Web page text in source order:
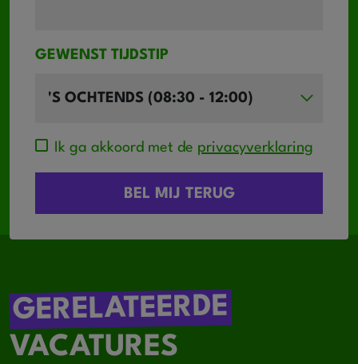
GEWENST TIJDSTIP
Ik ga akkoord met de privacyverklaring
GERELATEERDE
VACATURES